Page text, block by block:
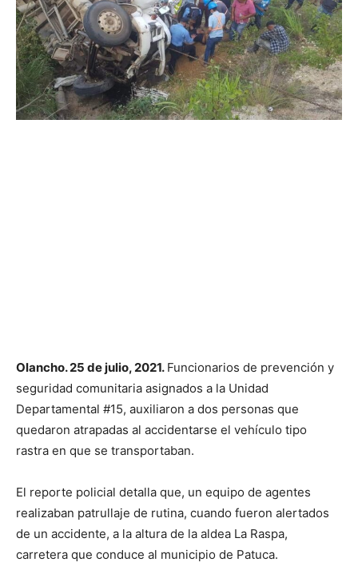
Olancho. 25 de julio, 2021. Funcionarios de prevención y
seguridad comunitaria asignados a la Unidad
Departamental #15, auxiliaron a dos personas que
quedaron atrapadas al accidentarse el vehículo tipo
rastra en que se transportaban.
El reporte policial detalla que, un equipo de agentes
realizaban patrullaje de rutina, cuando fueron alertados
de un accidente, a la altura de la aldea La Raspa,
carretera que conduce al municipio de Patuca.